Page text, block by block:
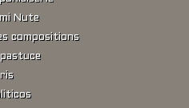
Nute
compositions